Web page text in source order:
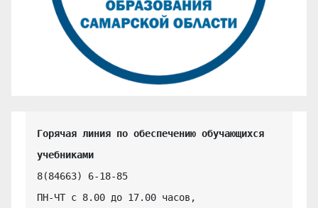
Горячая линия по обеспечению обучающихся
учебниками
8(84663) 6-18-85
ПН-ЧТ с 8.00 до 17.00 часов,